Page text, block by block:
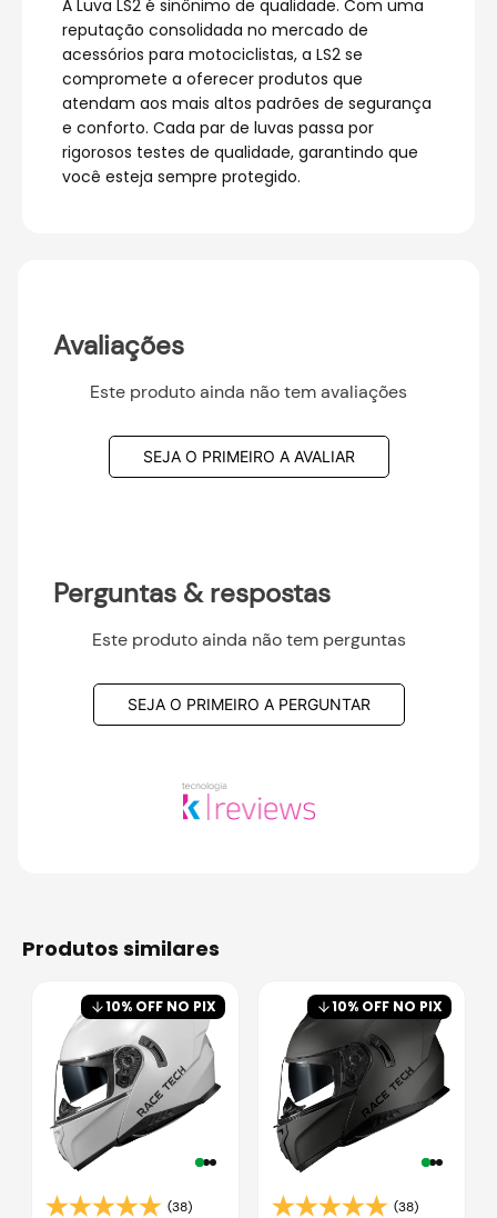
A Luva LS2 é sinônimo de qualidade. Com uma
reputação consolidada no mercado de
acessórios para motociclistas, a LS2 se
compromete a oferecer produtos que
atendam aos mais altos padrões de segurança
e conforto. Cada par de luvas passa por
rigorosos testes de qualidade, garantindo que
você esteja sempre protegido.
Avaliações
Este produto ainda não tem avaliações
SEJA O PRIMEIRO A AVALIAR
Perguntas & respostas
Este produto ainda não tem perguntas
SEJA O PRIMEIRO A PERGUNTAR
produtos similares
10% OFF NO PIX
(38)
10% OFF NO PIX
(38)